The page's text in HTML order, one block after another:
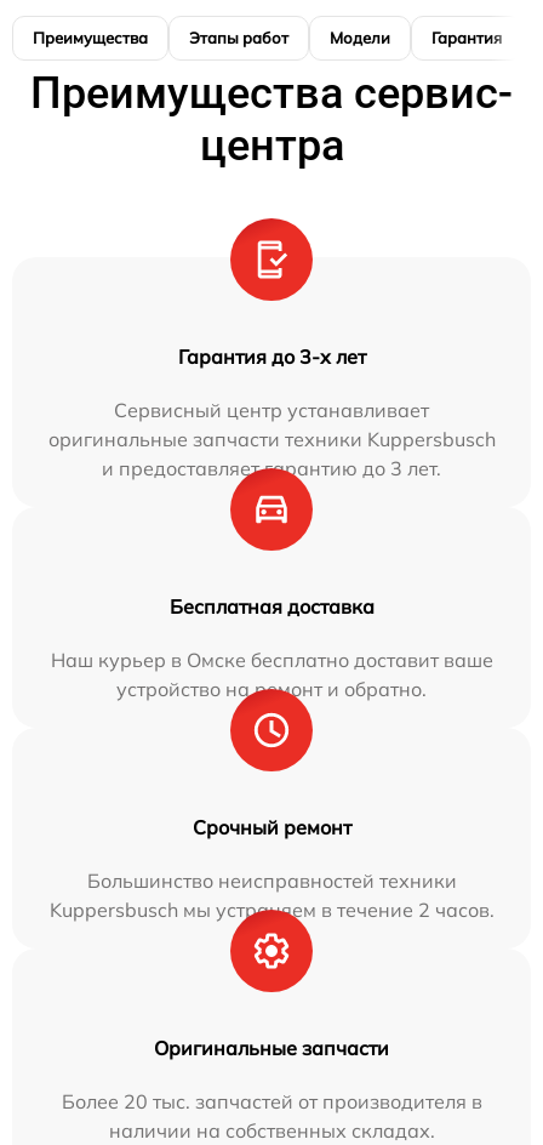
Преимущества Этапы работ Модели Гарантия
Преимущества сервис-
центра
Гарантия до 3-х лет
Сервисный центр устанавливает
оригинальные запчасти техники Kuppersbusch
и предоставляет гарантию до 3 лет.
Бесплатная доставка
Наш курьер в Омске бесплатно доставит ваше
устройство на ремонт и обратно.
Срочный ремонт
Большинство неисправностей техники
Kuppersbusch мы устраняем в течение 2 часов.
Оригинальные запчасти
Более 20 тыс. запчастей от производителя в
наличии на собственных складах.